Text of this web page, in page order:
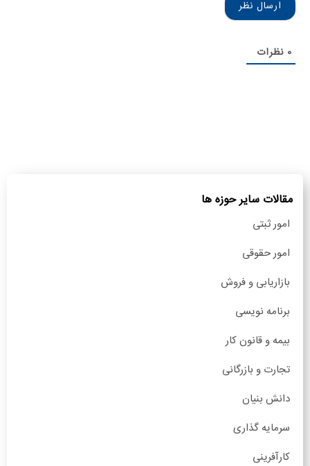
0 نظرات
مقالات سایر حوزه ها
امور ثبتی
امور حقوقی
بازاریابی و فروش
برنامه نویسی
بیمه و قانون کار
تجارت و بازرگانی
دانش بنیان
سرمایه گذاری
کارآفرینی